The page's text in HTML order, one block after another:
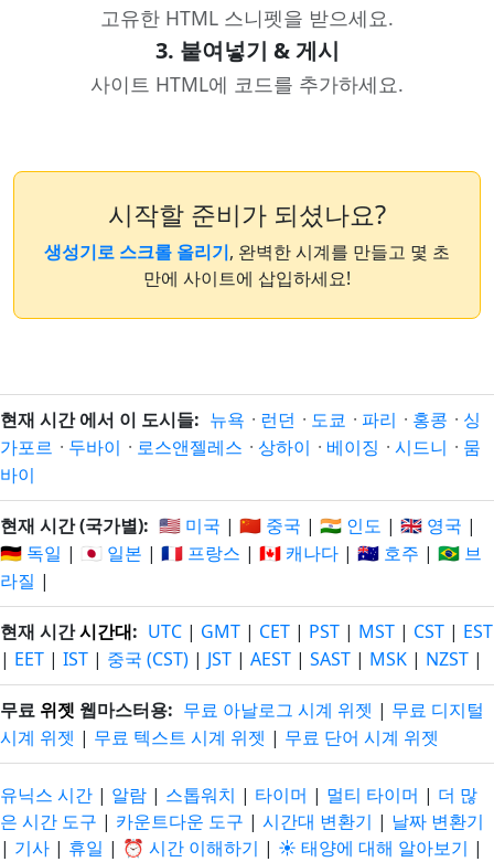
고유한 HTML 스니펫을 받으세요.
3. 붙여넣기 & 게시
사이트 HTML에 코드를 추가하세요.
시작할 준비가 되셨나요?
생성기로 스크롤 올리기, 완벽한 시계를 만들고 몇 초
만에 사이트에 삽입하세요!
현재 시간 에서 이 도시들: 뉴욕 · 런던 · 도쿄 · 파리 · 홍콩 · 싱
가포르 · 두바이 · 로스앤젤레스 · 상하이 · 베이징 · 시드니 · 뭄
바이
현재 시간 (국가별): 🇺🇸 미국 | 🇨🇳 중국 | 🇮🇳 인도 | 🇬🇧 영국 |
🇩🇪 독일 | 🇯🇵 일본 | 🇫🇷 프랑스 | 🇨🇦 캐나다 | 🇦🇺 호주 | 🇧🇷 브
라질 |
현재 시간시간대: UTC | GMT | CET | PST | MST | CST | EST
| EET | IST | 중국 (CST) | JST | AEST | SAST | MSK | NZST |
무료 위젯 웹마스터용: 무료 아날로그 시계 위젯 | 무료 디지털
시계 위젯 | 무료 텍스트 시계 위젯 | 무료 단어 시계 위젯
유닉스 시간 | 알람 | 스톱워치 | 타이머 | 멀티 타이머 | 더 많
은 시간 도구 | 카운트다운 도구 | 시간대 변환기 | 날짜 변환기
| 기사 | 휴일 | ⏰ 시간 이해하기 | ☀️ 태양에 대해 알아보기 |